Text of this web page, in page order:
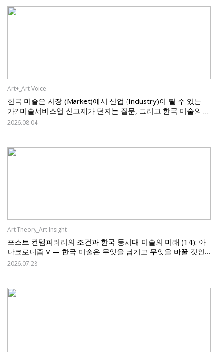
Art+_Art Voice
한국 미술은 시장 (Market)에서 산업 (Industry)이 될 수 있는
가? 미술서비스업 신고제가 던지는 질문, 그리고 한국 미술의 과
제
2026.08.04
Art Theory_Art Insight
포스트 컨템퍼러리의 조건과 한국 동시대 미술의 미래 (14): 아
나크로니즘 V — 한국 미술은 무엇을 남기고 무엇을 바꿀 것인
가
2026.07.28